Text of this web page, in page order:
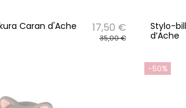
Caran d'Ache 17,50 €
35,00 €
Stylo-
d’Ache
-50%